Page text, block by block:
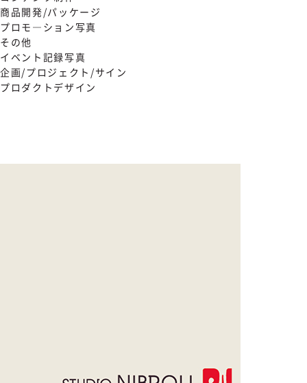
商品開発/パッケージ
プロモ―ション写真
その他
イベント記録写真
企画/プロジェクト/サイン
プロダクトデザイン